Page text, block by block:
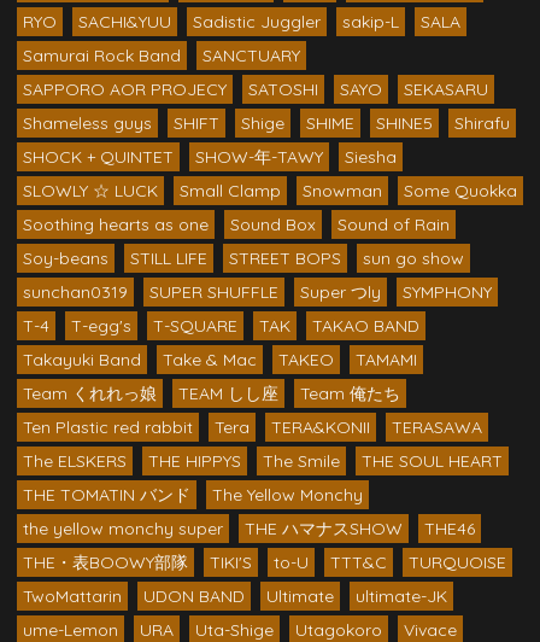
RYO
SACHI&YUU Sadistic Juggler sakip-L
SALA
Samurai Rock Band
SANCTUARY
SAPPORO AOR PROJECY
SATOSHI SAYO
SEKASARU
Shameless guys
SHIFT Shige SHIME SHINE5
Shirafu
SHOCK + QUINTET
SHOW-年-TAWY
Siesha
SLOWLY ☆ LUCK
Small Clamp Snowman
Some Quokka
Soothing hearts as one
Sound Box
Sound of Rain
Soy-beans
STILL LIFE STREET BOPS
sun go show
sunchan0319
SUPER SHUFFLE Super つly
SYMPHONY
T-4
T-egg's T-SQUARE TAK
TAKAO BAND
Takayuki Band
Take & Mac TAKEO
TAMAMI
Team くれれっ娘
TEAM しし座
Team 俺たち
Ten Plastic red rabbit
Tera TERA&KONII
TERASAWA
The ELSKERS
THE HIPPYS The Smile
THE SOUL HEART
THE TOMATIN バンド
The Yellow Monchy
the yellow monchy super
THE ハマナスSHOW
THE46
THE・表BOOWY部隊
TIKI'S to-U TTT&C
TURQUOISE
TwoMattarin
UDON BAND Ultimate
ultimate-JK
ume-Lemon
URA Uta-Shige Utagokoro
Vivace